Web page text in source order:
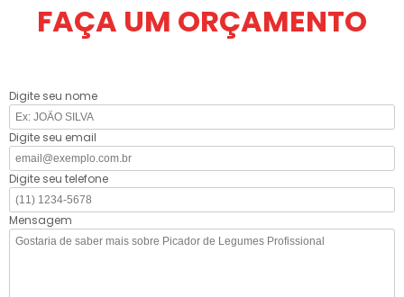
FAÇA UM ORÇAMENTO
Digite seu nome
Digite seu email
Digite seu telefone
Mensagem